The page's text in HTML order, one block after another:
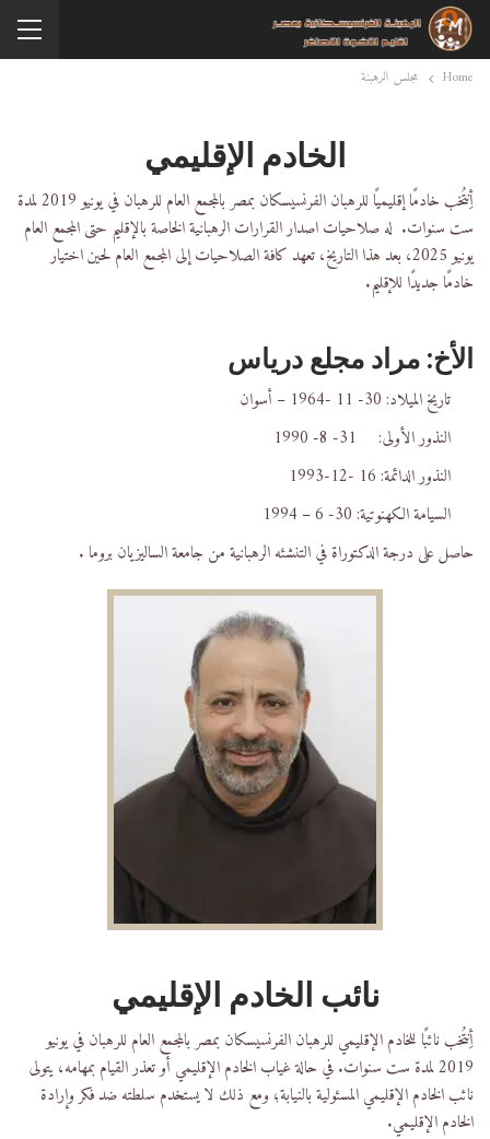
Home مجلس الرهبنة
الخادم الإقليمي
أِنتُخب خادمًا إقليميًا للرهبان الفرنسيسكان بمصر بالمجمع العام للرهبان في يونيو 2019 لمدة
ست سنوات. له صلاحيات اصدار القرارات الرهبانية الخاصة بالإقليم حتى المجمع العام
يونيو 2025، بعد هذا التاريخ، تعهد كافة الصلاحيات إلى المجمع العام لحين اختيار
خادمًا جديدًا للإقليم.
الأخ: مراد مجلع درياس
تاريخ الميلاد: 30- 11 -1964 – أسوان
النذور الأولى: 31- 8- 1990
النذور الدائمة: 16 -12-1993
السيامة الكهنوتية: 30- 6 – 1994
حاصل على درجة الدكتوراة في التنشئه الرهبانية من جامعة الساليزيان بروما .
نائب الخادم الإقليمي
أِنتُخب نائبًا للخادم الإقليمي للرهبان الفرنسيسكان بمصر بالمجمع العام للرهبان في يونيو
2019 لمدة ست سنوات. في حالة غياب الخادم الإقليمي أو تعذر القيام بمهامه، يتولى
نائب الخادم الإقليمي المسئولية بالنيابة؛ ومع ذلك لا يستخدم سلطته ضد فكر وإرادة
الخادم الإقليمي.